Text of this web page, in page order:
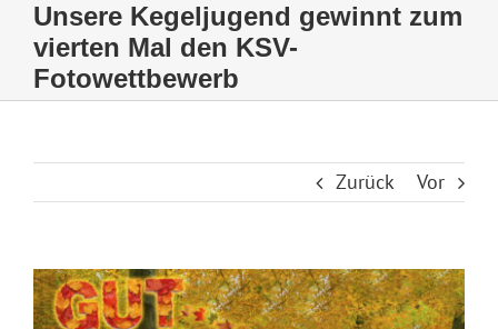
Unsere Kegeljugend gewinnt zum
vierten Mal den KSV-
Fotowettbewerb
Zurück Vor
Zeige
grösseres